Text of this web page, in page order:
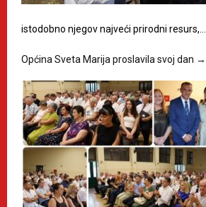
istodobno njegov najveći prirodni resurs,…
Općina Sveta Marija proslavila svoj dan →